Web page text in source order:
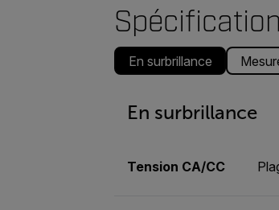
En surbrillance
En surbrillance
Tension CA/CC